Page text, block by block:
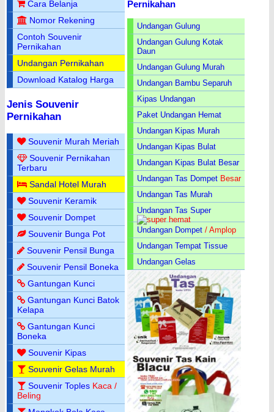
Cara Belanja
Nomor Rekening
Contoh Souvenir
Pernikahan
Undangan Pernikahan
Download Katalog Harga
Jenis Souvenir
Pernikahan
Souvenir Murah Meriah
Souvenir Pernikahan
Terbaru
Sandal Hotel Murah
Souvenir Keramik
Souvenir Dompet
Souvenir Bunga Pot
Souvenir Pensil Bunga
Souvenir Pensil Boneka
Gantungan Kunci
Gantungan Kunci Batok
Kelapa
Gantungan Kunci
Boneka
Souvenir Kipas
Souvenir Gelas Murah
Souvenir Toples Kaca /
Beling
Pernikahan
Undangan Gulung
Undangan Gulung Kotak
Daun
Undangan Gulung Murah
Undangan Bambu Separuh
Kipas Undangan
Paket Undangan Hemat
Undangan Kipas Murah
Undangan Kipas Bulat
Undangan Kipas Bulat Besar
Undangan Tas Dompet Besar
Undangan Tas Murah
Undangan Tas Super
Undangan Dompet / Amplop
Undangan Tempat Tissue
Undangan Gelas